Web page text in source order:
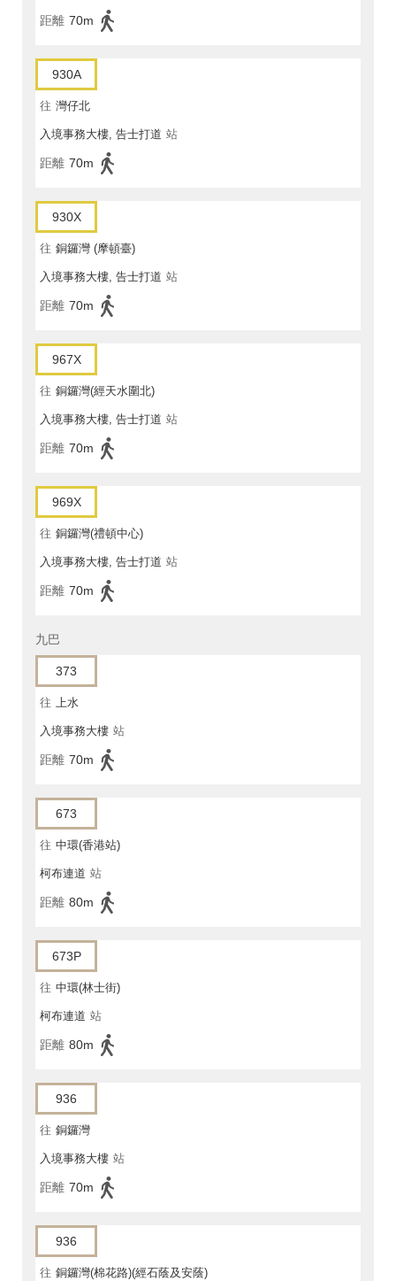
距離 70m
930A
往 灣仔北
入境事務大樓, 告士打道 站
距離 70m
930X
往 銅鑼灣 (摩頓臺)
入境事務大樓, 告士打道 站
距離 70m
967X
往 銅鑼灣(經天水圍北)
入境事務大樓, 告士打道 站
距離 70m
969X
往 銅鑼灣(禮頓中心)
入境事務大樓, 告士打道 站
距離 70m
九巴
373
往 上水
入境事務大樓 站
距離 70m
673
往 中環(香港站)
柯布連道 站
距離 80m
673P
往 中環(林士街)
柯布連道 站
距離 80m
936
往 銅鑼灣
入境事務大樓 站
距離 70m
936
往 銅鑼灣(棉花路)(經石蔭及安蔭)